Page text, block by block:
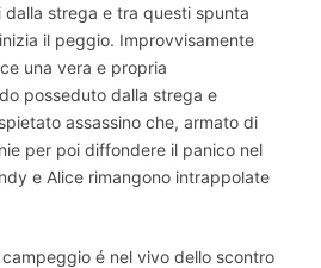
dalla strega e tra questi spunta
il peggio. Improvvisamente
una vera e propria
posseduto dalla strega e
assassino che, armato di
per poi diffondere il panico nel
e Alice rimangono intrappolate
é nel vivo dello scontro